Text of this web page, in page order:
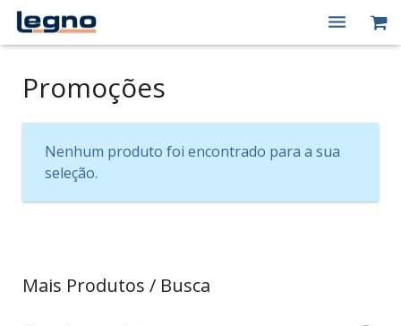
Macas Elétricas
Peças de Reposição
Promoções
Nenhum produto foi encontrado para a sua
seleção.
Mais Produtos / Busca